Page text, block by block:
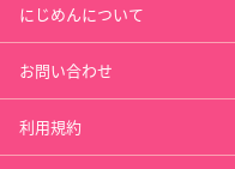
にじめんについて
お問い合わせ
利用規約